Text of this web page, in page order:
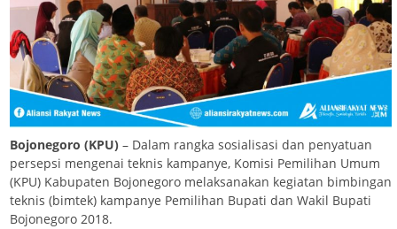
Bojonegoro (KPU) – Dalam rangka sosialisasi dan penyatuan
persepsi mengenai teknis kampanye, Komisi Pemilihan Umum
(KPU) Kabupaten Bojonegoro melaksanakan kegiatan bimbingan
teknis (bimtek) kampanye Pemilihan Bupati dan Wakil Bupati
Bojonegoro 2018.